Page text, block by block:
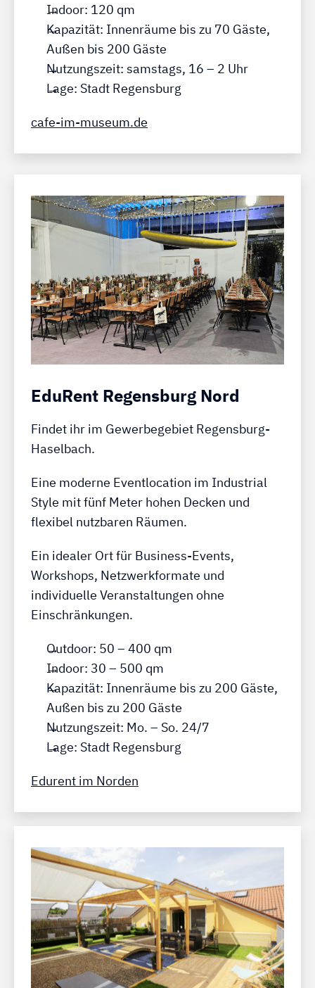
Indoor: 120 qm
Kapazität: Innenräume bis zu 70 Gäste,
Außen bis 200 Gäste
Nutzungszeit: samstags, 16 – 2 Uhr
Lage: Stadt Regensburg
cafe-im-museum.de
EduRent Regensburg Nord
Findet ihr im Gewerbegebiet Regensburg-
Haselbach.
Eine moderne Eventlocation im Industrial
Style mit fünf Meter hohen Decken und
flexibel nutzbaren Räumen.
Ein idealer Ort für Business-Events,
Workshops, Netzwerkformate und
individuelle Veranstaltungen ohne
Einschränkungen.
Outdoor: 50 – 400 qm
Indoor: 30 – 500 qm
Kapazität: Innenräume bis zu 200 Gäste,
Außen bis zu 200 Gäste
Nutzungszeit: Mo. – So. 24/7
Lage: Stadt Regensburg
Edurent im Norden